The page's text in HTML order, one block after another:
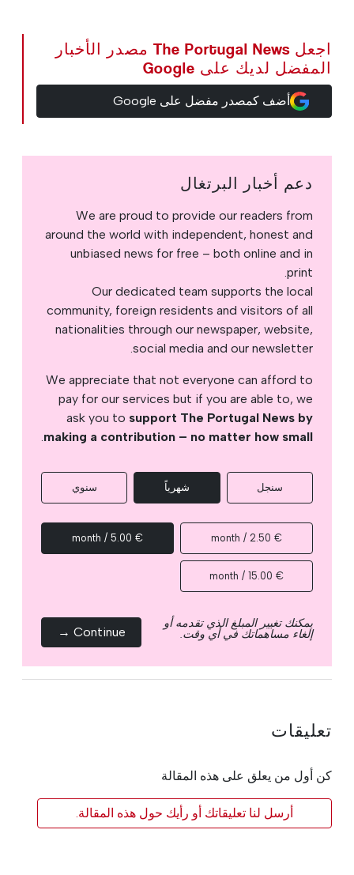
اجعل The Portugal News مصدر الأخبار
المفضل لديك على Google
أضف كمصدر مفضل على Google
دعم أخبار البرتغال
We are proud to provide our readers from
around the world with independent, honest and
unbiased news for free – both online and in
print.
Our dedicated team supports the local
community, foreign residents and visitors of all
nationalities through our newspaper, website,
social media and our newsletter.
We appreciate that not everyone can afford to
pay for our services but if you are able to, we
ask you to support The Portugal News by
making a contribution – no matter how small
.
سنجل شهرياً سنوي
€ 2.50 / month
€ 5.00 / month
€ 15.00 / month
يمكنك تغيير المبلغ الذي تقدمه أو
إلغاء مساهماتك في أي وقت. Continue →
تعليقات
كن أول من يعلق على هذه المقالة
أرسل لنا تعليقاتك أو رأيك حول هذه المقالة.